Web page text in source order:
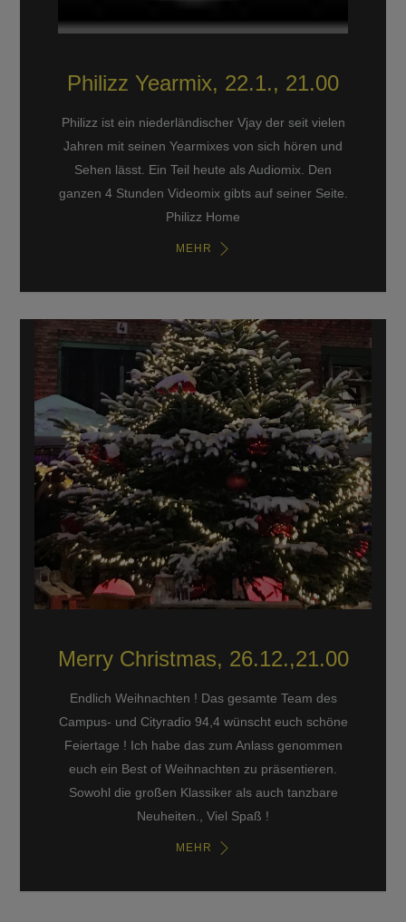
Philizz Yearmix, 22.1., 21.00
Philizz ist ein niederländischer Vjay der seit vielen
Jahren mit seinen Yearmixes von sich hören und
Sehen lässt. Ein Teil heute als Audiomix. Den
ganzen 4 Stunden Videomix gibts auf seiner Seite.
Philizz Home
MEHR
Merry Christmas, 26.12.,21.00
Endlich Weihnachten ! Das gesamte Team des
Campus- und Cityradio 94,4 wünscht euch schöne
Feiertage ! Ich habe das zum Anlass genommen
euch ein Best of Weihnachten zu präsentieren.
Sowohl die großen Klassiker als auch tanzbare
Neuheiten., Viel Spaß !
MEHR